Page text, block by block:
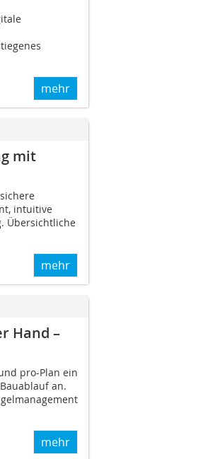
mehr
mit
intuitive
Übersichtliche
mehr
Hand –
pro-Plan ein
an.
mehr